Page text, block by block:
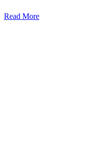
Read More